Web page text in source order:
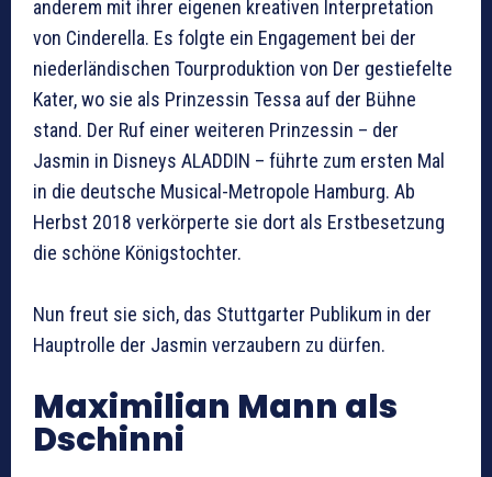
anderem mit ihrer eigenen kreativen Interpretation
von Cinderella. Es folgte ein Engagement bei der
niederländischen Tourproduktion von Der gestiefelte
Kater, wo sie als Prinzessin Tessa auf der Bühne
stand. Der Ruf einer weiteren Prinzessin – der
Jasmin in Disneys ALADDIN – führte zum ersten Mal
in die deutsche Musical-Metropole Hamburg. Ab
Herbst 2018 verkörperte sie dort als Erstbesetzung
die schöne Königstochter.
Nun freut sie sich, das Stuttgarter Publikum in der
Hauptrolle der Jasmin verzaubern zu dürfen.
Maximilian Mann als
Dschinni